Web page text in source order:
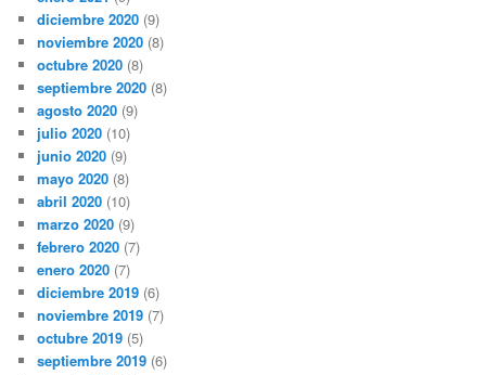
diciembre 2020 (9)
noviembre 2020 (8)
octubre 2020 (8)
septiembre 2020 (8)
agosto 2020 (9)
julio 2020 (10)
junio 2020 (9)
mayo 2020 (8)
abril 2020 (10)
marzo 2020 (9)
febrero 2020 (7)
enero 2020 (7)
diciembre 2019 (6)
noviembre 2019 (7)
octubre 2019 (5)
septiembre 2019 (6)